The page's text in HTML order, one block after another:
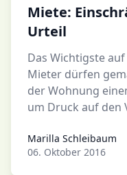
Miete:
Urteil
Das Wichtigste
Mieter dürfen
der Wohnung
um Druck auf den
Marilla Schleibaum
Marilla Schleibaum
06. Oktober 2016